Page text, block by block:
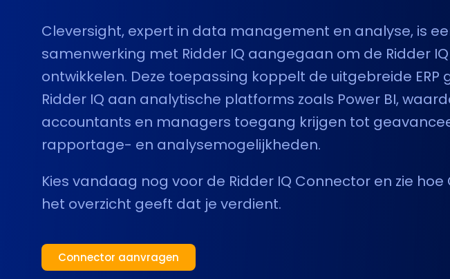
Cleversight, expert in data management en analyse, is
samenwerking met Ridder IQ aangegaan om de Ridder
ontwikkelen. Deze toepassing koppelt de uitgebreide ERP
Ridder IQ aan analytische platforms zoals Power BI,
accountants en managers toegang krijgen tot
rapportage- en analysemogelijkheden.
Kies vandaag nog voor de Ridder IQ Connector en zie
het overzicht geeft dat je verdient.
Connector aanvragen